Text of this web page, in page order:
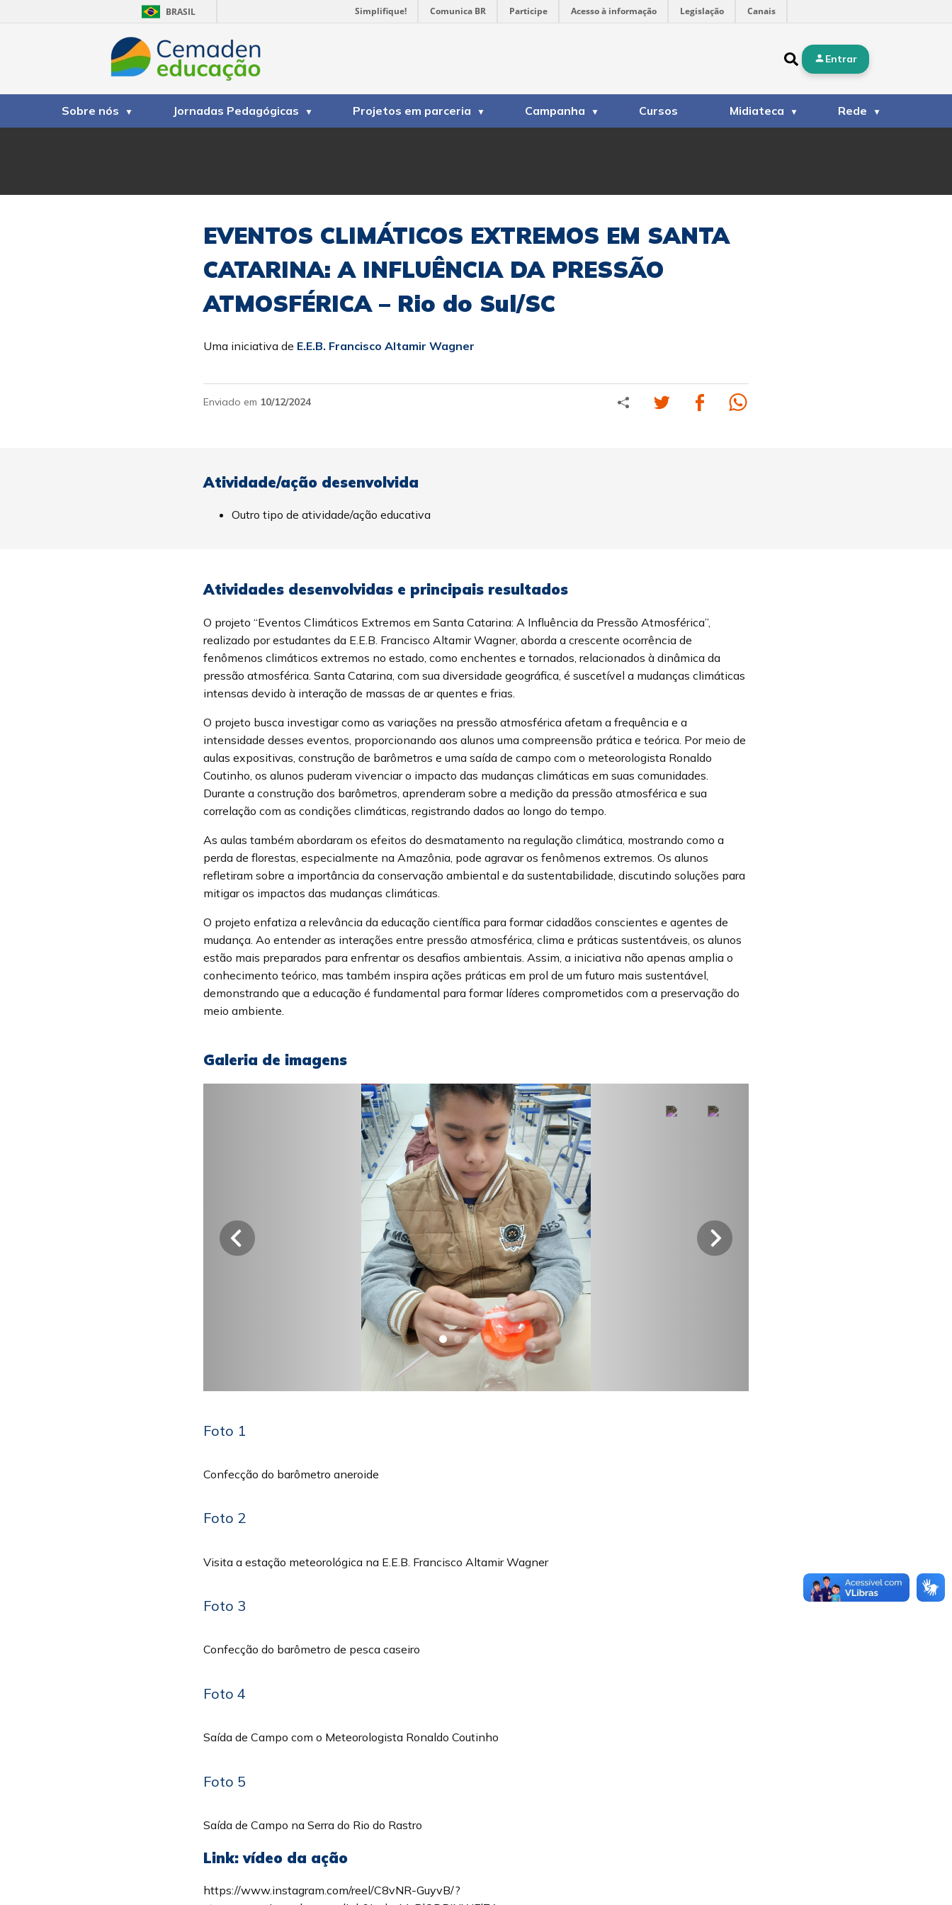
BRASIL Simplifique! Comunica BR Participe Acesso à informação Legislação Canais
Entrar
Sobre nós Jornadas Pedagógicas Projetos em parceria Campanha Cursos Midiateca Rede
EVENTOS CLIMÁTICOS EXTREMOS EM SANTA
CATARINA: A INFLUÊNCIA DA PRESSÃO
ATMOSFÉRICA – Rio do Sul/SC
Uma iniciativa de E.E.B. Francisco Altamir Wagner
Enviado em 10/12/2024
Atividade/ação desenvolvida
Outro tipo de atividade/ação educativa
Atividades desenvolvidas e principais resultados
O projeto “Eventos Climáticos Extremos em Santa Catarina: A Influência da Pressão Atmosférica”,
realizado por estudantes da E.E.B. Francisco Altamir Wagner, aborda a crescente ocorrência de
fenômenos climáticos extremos no estado, como enchentes e tornados, relacionados à dinâmica da
pressão atmosférica. Santa Catarina, com sua diversidade geográfica, é suscetível a mudanças climáticas
intensas devido à interação de massas de ar quentes e frias.
O projeto busca investigar como as variações na pressão atmosférica afetam a frequência e a
intensidade desses eventos, proporcionando aos alunos uma compreensão prática e teórica. Por meio de
aulas expositivas, construção de barômetros e uma saída de campo com o meteorologista Ronaldo
Coutinho, os alunos puderam vivenciar o impacto das mudanças climáticas em suas comunidades.
Durante a construção dos barômetros, aprenderam sobre a medição da pressão atmosférica e sua
correlação com as condições climáticas, registrando dados ao longo do tempo.
As aulas também abordaram os efeitos do desmatamento na regulação climática, mostrando como a
perda de florestas, especialmente na Amazônia, pode agravar os fenômenos extremos. Os alunos
refletiram sobre a importância da conservação ambiental e da sustentabilidade, discutindo soluções para
mitigar os impactos das mudanças climáticas.
O projeto enfatiza a relevância da educação científica para formar cidadãos conscientes e agentes de
mudança. Ao entender as interações entre pressão atmosférica, clima e práticas sustentáveis, os alunos
estão mais preparados para enfrentar os desafios ambientais. Assim, a iniciativa não apenas amplia o
conhecimento teórico, mas também inspira ações práticas em prol de um futuro mais sustentável,
demonstrando que a educação é fundamental para formar líderes comprometidos com a preservação do
meio ambiente.
Galeria de imagens
Foto 1
Confecção do barômetro aneroide
Foto 2
Visita a estação meteorológica na E.E.B. Francisco Altamir Wagner
Foto 3
Confecção do barômetro de pesca caseiro
Foto 4
Saída de Campo com o Meteorologista Ronaldo Coutinho
Foto 5
Saída de Campo na Serra do Rio do Rastro
Link: vídeo da ação
https://www.instagram.com/reel/C8vNR-GuyvB/?